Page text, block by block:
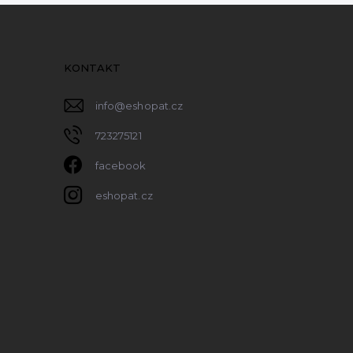
KONTAKT
info@eshopat.cz
723275121
facebook
eshopat.cz